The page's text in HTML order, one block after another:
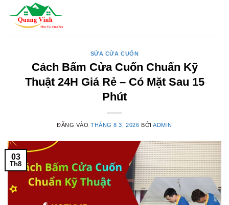
qua
SỬA CỬA CUỐN
Cách Bấm Cửa Cuốn Chuẩn Kỹ
Thuật 24H Giá Rẻ – Có Mặt Sau 15
Phút
ĐĂNG VÀO THÁNG 8 3, 2026 BỞIADMIN
03
Th8